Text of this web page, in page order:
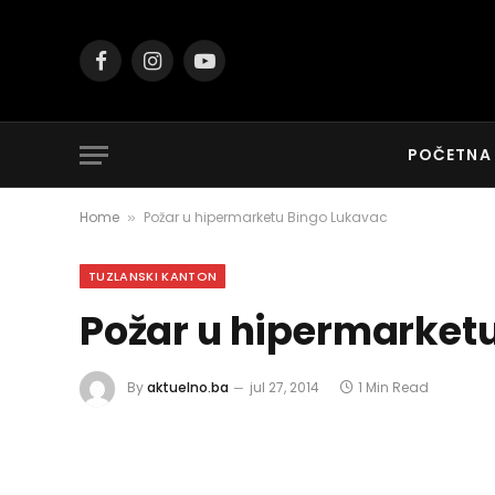
FacebookInstagramYouTube
POČETNA
Home » Požar u hipermarketu Bingo Lukavac
TUZLANSKI KANTON
Požar u
Byaktuelno.ba jul 27, 2014 1 Min Read